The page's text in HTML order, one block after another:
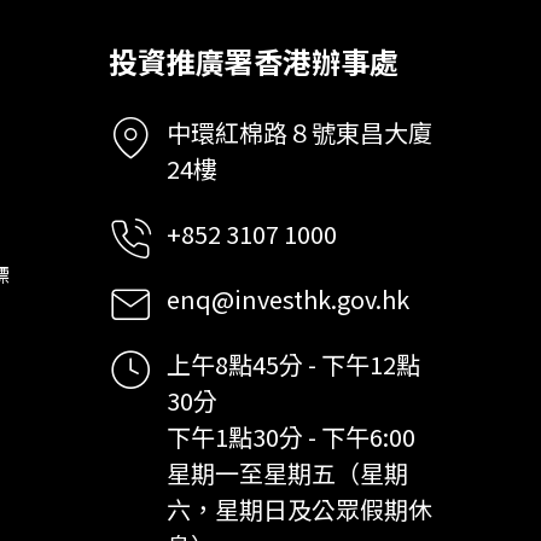
投資推廣署香港辦事處
中環紅棉路８號東昌大廈
24樓
+852 3107 1000
enq@investhk.gov.hk
上午8點45分 - 下午12點
30分
下午1點30分 - 下午6:00
星期一至星期五（星期
六，星期日及公眾假期休